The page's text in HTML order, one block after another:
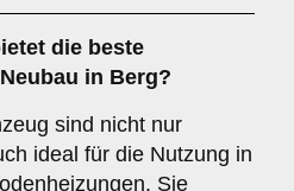
die beste
in Berg?
sind nicht nur
ideal für die Nutzung in
Sie